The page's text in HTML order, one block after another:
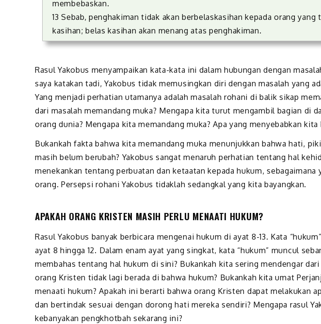
membebaskan.
13 Sebab, penghakiman tidak akan berbelaskasihan kepada orang
kasihan; belas kasihan akan menang atas penghakiman.
Rasul Yakobus menyampaikan kata-kata ini dalam hubungan dengan
saya katakan tadi, Yakobus tidak memusingkan diri dengan masalah yang
Yang menjadi perhatian utamanya adalah masalah rohani di balik sikap
dari masalah memandang muka? Mengapa kita turut mengambil bagian di
orang dunia? Mengapa kita memandang muka? Apa yang menyebabkan
Bukankah fakta bahwa kita memandang muka menunjukkan bahwa hati,
masih belum berubah? Yakobus sangat menaruh perhatian tentang hal
menekankan tentang perbuatan dan ketaatan kepada hukum, sebagaimana
orang. Persepsi rohani Yakobus tidaklah sedangkal yang kita bayangkan.
APAKAH ORANG KRISTEN MASIH PERLU MENAATI HUKUM?
Rasul Yakobus banyak berbicara mengenai hukum di ayat 8-13. Kata
ayat 8 hingga 12. Dalam enam ayat yang singkat, kata “hukum” muncul
membahas tentang hal hukum di sini? Bukankah kita sering mendengar
orang Kristen tidak lagi berada di bahwa hukum? Bukankah kita umat
menaati hukum? Apakah ini berarti bahwa orang Kristen dapat melakukan
dan bertindak sesuai dengan dorong hati mereka sendiri? Mengapa rasul
kebanyakan pengkhotbah sekarang ini?